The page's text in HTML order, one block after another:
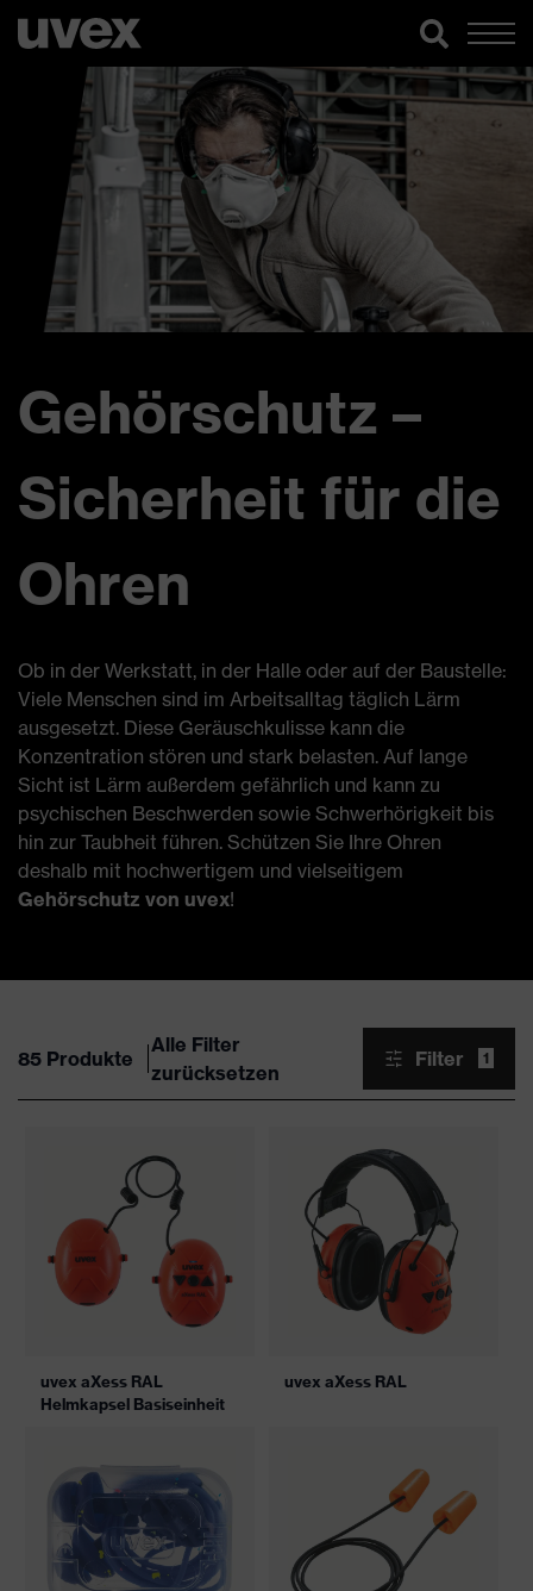
Gehörschutz –
Sicherheit für die
Ohren
Ob in der Werkstatt, in der Halle oder auf der Baustelle:
Viele Menschen sind im Arbeitsalltag täglich Lärm
ausgesetzt. Diese Geräuschkulisse kann die
Konzentration stören und stark belasten. Auf lange
Sicht ist Lärm außerdem gefährlich und kann zu
psychischen Beschwerden sowie Schwerhörigkeit bis
hin zur Taubheit führen. Schützen Sie Ihre Ohren
deshalb mit hochwertigem und vielseitigem
Gehörschutz von uvex!
85 Produkte
Alle Filter
zurücksetzen
Filter 1
uvex aXess RAL
Helmkapsel Basiseinheit
uvex aXess RAL